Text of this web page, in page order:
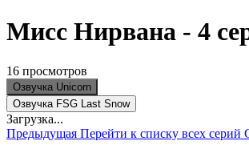
Мисс Нирвана - 4
16 просмотров
Озвучка Unicorn
Озвучка FSG Last Snow
Загрузка...
Предыдущая Перейти к списку всех серий